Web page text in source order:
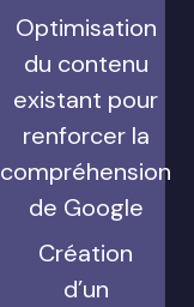
Optimisation
du contenu
existant pour
renforcer la
compréhension
de Google
Création
d’un